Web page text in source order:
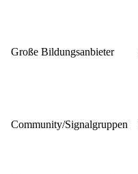
Große Bildungsanbieter
Community/Signalgruppen